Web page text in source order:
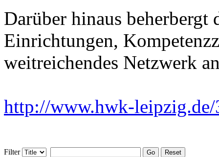
Darüber hinaus beherbergt
Einrichtungen,
weitreichendes Netzwerk
http://www.hwk-
Filter Go Reset